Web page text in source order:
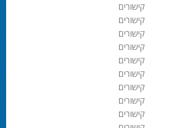
קישורים
קישורים
קישורים
קישורים
קישורים
קישורים
קישורים
קישורים
קישורים